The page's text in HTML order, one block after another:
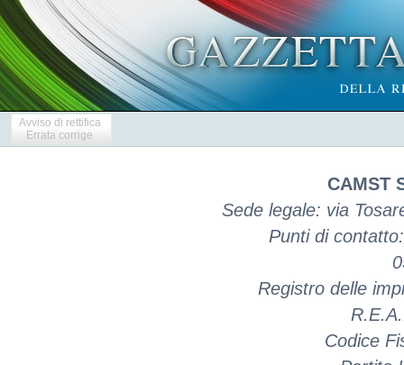
Avviso di rettifica
Errata corrige
CAMST
Sede legale: via
Punti di
Registro delle
Codice